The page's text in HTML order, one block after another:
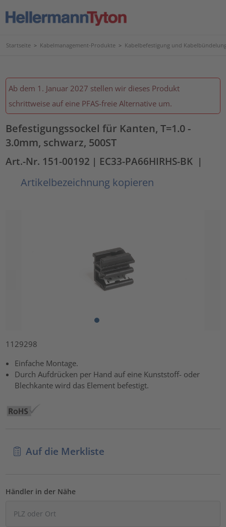
Startseite > Kabelmanagement-Produkte > Kabelbefestigung und
Ab dem 1. Januar 2027 stellen wir dieses Produkt
schrittweise auf eine PFAS-freie Alternative um.
Befestigungssockel für Kanten, T=1.0 -
3.0mm, schwarz, 500ST
Art.-Nr. 151-00192 | EC33-PA66HIRHS-BK |
Artikelbezeichnung kopieren
1129298
Einfache Montage.
Durch Aufdrücken per Hand auf eine Kunststoff- oder
Blechkante wird das Element befestigt.
Auf die Merkliste
Händler in der Nähe